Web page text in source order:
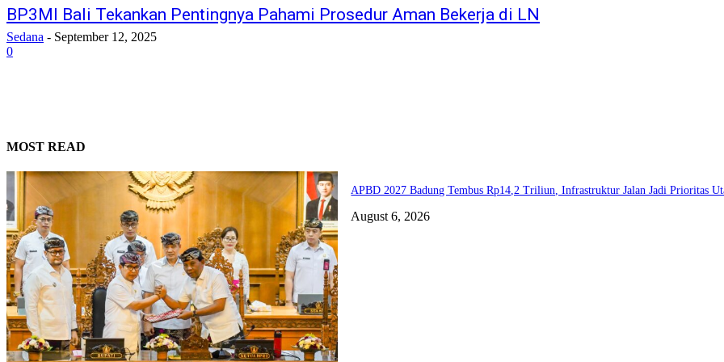
BP3MI Bali Tekankan Pentingnya Pahami Prosedur Aman Bekerja di LN
Sedana - September 12, 2025
0
MOST READ
APBD 2027 Badung Tembus Rp14,2 Triliun, Infrastruktur Jalan Jadi Prioritas
August 6, 2026